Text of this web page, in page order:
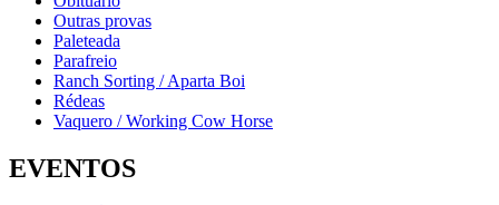
Outras provas
Paleteada
Parafreio
Ranch Sorting / Aparta Boi
Rédeas
Vaquero / Working Cow Horse
EVENTOS